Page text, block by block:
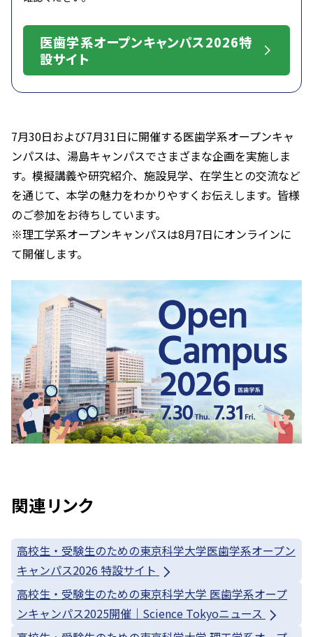
医歯学系オープンキャンパス2026特
設サイト
7月30日および7月31日に開催する医歯学系オープンキャ
ンパスは、湯島キャンパスでさまざまな企画を実施しま
す。模擬講義や研究紹介、施設見学、在学生との交流など
を通じて、本学の魅力をわかりやすくお伝えします。皆様
のご参加をお待ちしています。
※理工学系オープンキャンパスは8月7日にオンラインに
て開催します。
関連リンク
高校生・受験生のための東京科学大学医歯学系オープン
キャンパス2026 特設サイト
高校生・受験生のための東京科学大学 医歯学系オープ
ンキャンパス2025開催｜Science Tokyoニュース